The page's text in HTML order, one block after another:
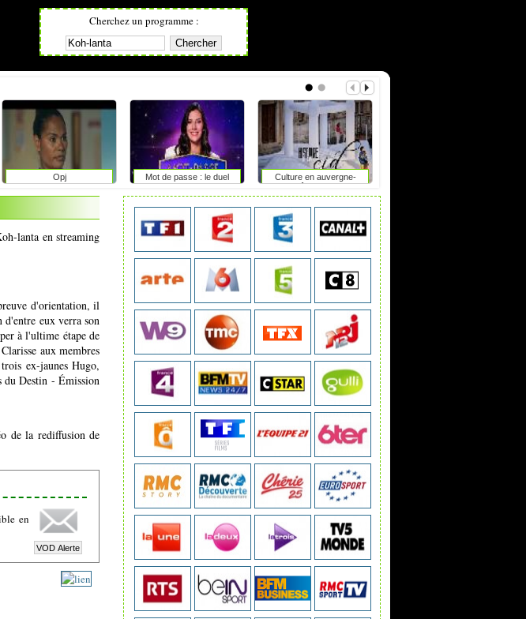
Cherchez un programme :
Opj Mot de passe : le duel
Culture en auvergne-
rhône-alpes
lanta en streaming
d'orientation, il
d'entre eux verra son
à l'ultime étape de
aux membres
ex-jaunes Hugo,
du Destin - Émission
de la rediffusion de
en